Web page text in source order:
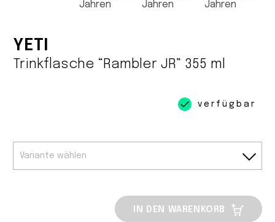
YETI
Trinkflasche “Rambler JR” 355 ml
verfügbar
IN DEN WARENKORB